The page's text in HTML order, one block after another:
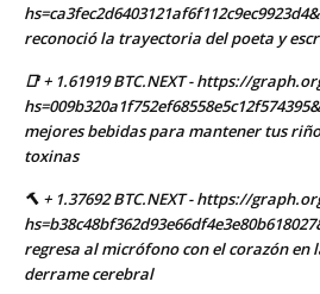
reconoció la trayectoria del poeta y
📑 + 1.61919 BTC.NEXT - https://
mejores bebidas para mantener tus
toxinas
🔨 + 1.37692 BTC.NEXT - https://
regresa al micrófono con el corazón en
derrame cerebral